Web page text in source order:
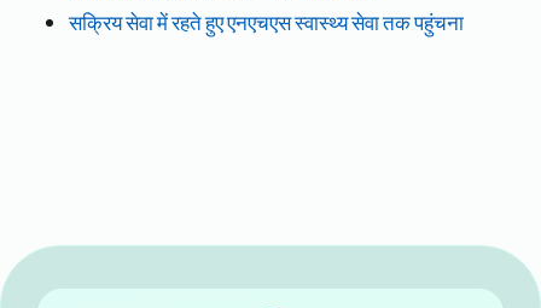
सक्रिय सेवा में रहते हुए एनएचएस स्वास्थ्य सेवा तक पहुंचना